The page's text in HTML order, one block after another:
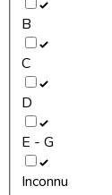
B
C
D
E - G
Inconnu